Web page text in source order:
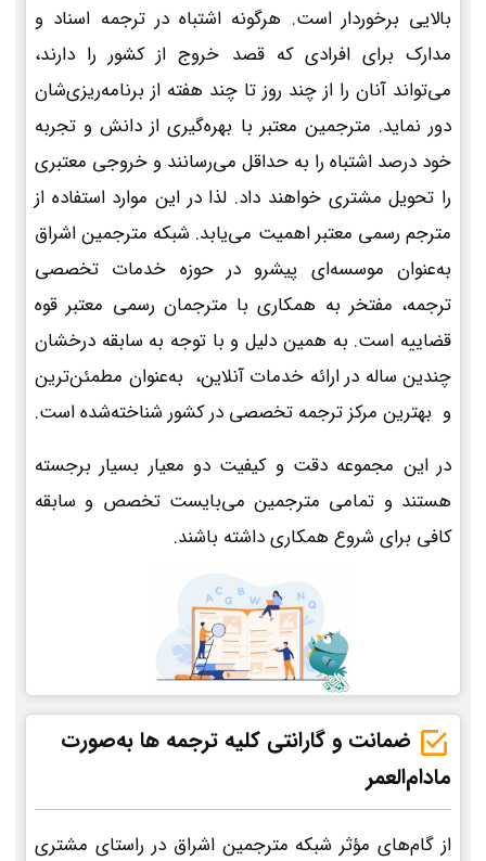
بالایی برخوردار است. هرگونه اشتباه در ترجمه اسناد و
مدارک برای افرادی که قصد خروج از کشور را دارند،
می‌تواند آنان را از چند روز تا چند هفته از برنامه‌ریزی‌شان
دور نماید. مترجمین معتبر با بهره‌گیری از دانش و تجربه
خود درصد اشتباه را به حداقل می‌رسانند و خروجی معتبری
را تحویل مشتری خواهند داد. لذا در این موارد استفاده از
مترجم رسمی معتبر اهمیت می‌یابد. شبکه مترجمین اشراق
به‌عنوان موسسه‌ای پیشرو در حوزه خدمات تخصصی
ترجمه، مفتخر به همکاری با مترجمان رسمی معتبر قوه
قضاییه است. به همین دلیل و با توجه به سابقه درخشان
چندین ساله در ارائه خدمات آنلاین، به‌عنوان مطمئن‌ترین
و بهترین مرکز ترجمه تخصصی در کشور شناخته‌شده است.
در این مجموعه دقت و کیفیت دو معیار بسیار برجسته
هستند و تمامی مترجمین می‌بایست تخصص و سابقه
کافی برای شروع همکاری داشته باشند.
ضمانت و گارانتی کلیه ترجمه ها به‌صورت
مادام‌العمر
از گام‌های مؤثر شبکه مترجمین اشراق در راستای مشتری